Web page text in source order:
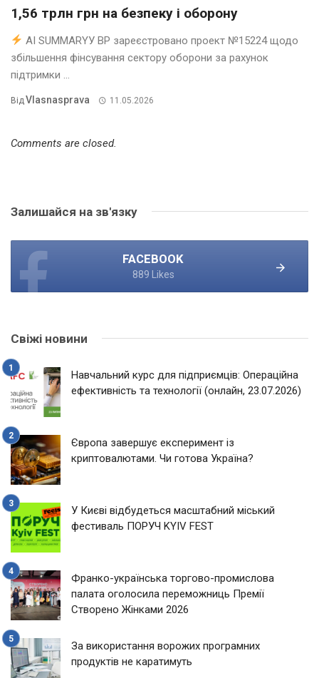
1,56 трлн грн на безпеку і оборону
AI SUMMARYУ ВР зареєстровано проект №15224 щодо
збільшення фінсування сектору оборони за рахунок
підтримки ...
ВідVlasnasprava 11.05.2026
Comments are closed.
Залишайся на зв'язку
FACEBOOK
889 Likes
Свіжі новини
Навчальний курс для підприємців: Операційна
ефективність та технології (онлайн, 23.07.2026)
Європа завершує експеримент із
криптовалютами. Чи готова Україна?
У Києві відбудеться масштабний міський
фестиваль ПОРУЧ KYIV FEST
Франко-українська торгово-промислова
палата оголосила переможниць Премії
Створено Жінками 2026
За використання ворожих програмних
продуктів не каратимуть